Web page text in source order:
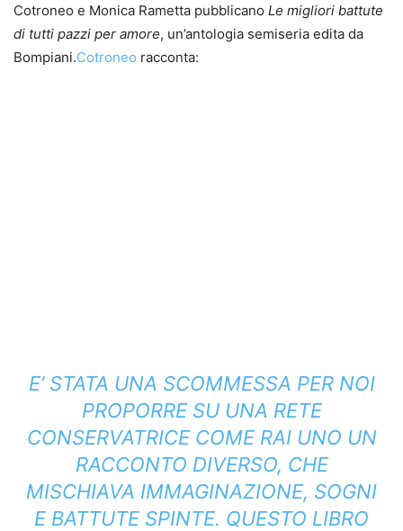
Cotroneo e Monica Rametta pubblicano Le migliori battute
di tutti pazzi per amore, un’antologia semiseria edita da
Bompiani.Cotroneo racconta:
E’ STATA UNA SCOMMESSA PER NOI
PROPORRE SU UNA RETE
CONSERVATRICE COME RAI UNO UN
RACCONTO DIVERSO, CHE
MISCHIAVA IMMAGINAZIONE, SOGNI
E BATTUTE SPINTE. QUESTO LIBRO